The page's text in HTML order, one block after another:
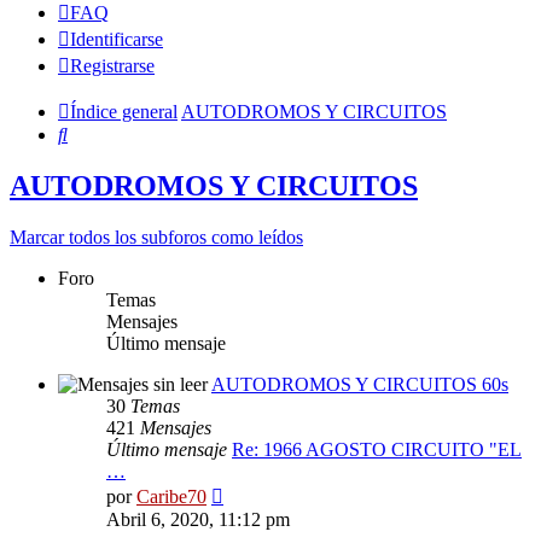
FAQ
Identificarse
Registrarse
Índice generalAUTODROMOS Y CIRCUITOS
Buscar
AUTODROMOS Y CIRCUITOS
Marcar todos los subforos como leídos
Foro
Temas
Mensajes
Último mensaje
AUTODROMOS Y CIRCUITOS 60s
30 Temas
421 Mensajes
Último mensaje Re: 1966 AGOSTO CIRCUITO "EL
…
porCaribe70
último
mensaje
Abril 6, 2020, 11:12 pm